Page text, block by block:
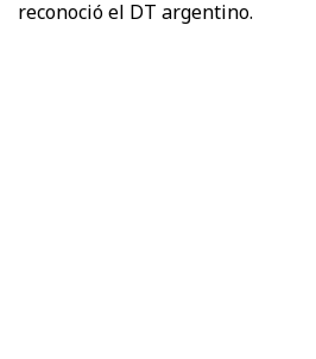
reconoció el DT argentino.